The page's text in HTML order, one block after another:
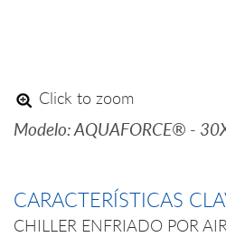
Click to zoom
Modelo: AQUAFORCE® -
CARACTERÍSTICAS
CHILLER ENFRIADO POR